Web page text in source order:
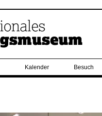
Kalender Besuch